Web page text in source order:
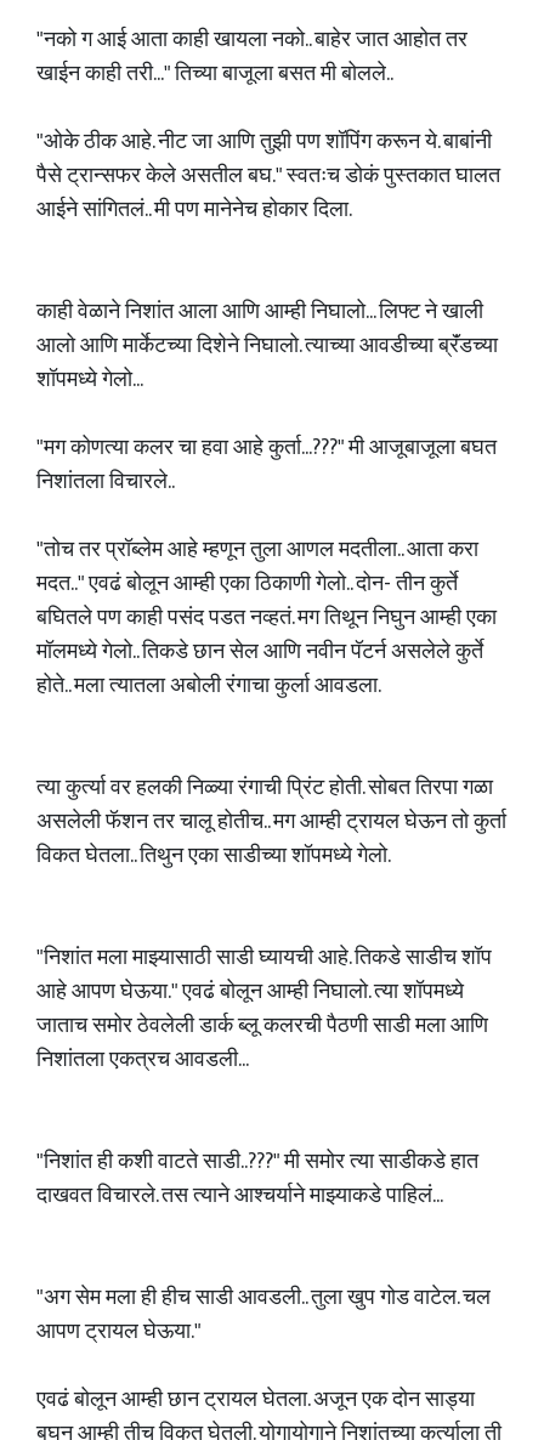
"नको ग आई आता काही खायला नको.. बाहेर जात आहोत तर
खाईन काही तरी..." तिच्या बाजूला बसत मी बोलले..
"ओके ठीक आहे. नीट जा आणि तुझी पण शॉपिंग करून ये. बाबांनी
पैसे ट्रान्सफर केले असतील बघ." स्वतःच डोकं पुस्तकात घालत
आईने सांगितलं.. मी पण मानेनेच होकार दिला.
काही वेळाने निशांत आला आणि आम्ही निघालो... लिफ्ट ने खाली
आलो आणि मार्केटच्या दिशेने निघालो. त्याच्या आवडीच्या ब्रॅंडच्या
शॉपमध्ये गेलो...
"मग कोणत्या कलर चा हवा आहे कुर्ता...???" मी आजूबाजूला बघत
निशांतला विचारले..
"तोच तर प्रॉब्लेम आहे म्हणून तुला आणल मदतीला.. आता करा
मदत.." एवढं बोलून आम्ही एका ठिकाणी गेलो.. दोन- तीन कुर्ते
बघितले पण काही पसंद पडत नव्हतं. मग तिथून निघुन आम्ही एका
मॉलमध्ये गेलो.. तिकडे छान सेल आणि नवीन पॅटर्न असलेले कुर्ते
होते.. मला त्यातला अबोली रंगाचा कुर्ला आवडला.
त्या कुर्त्या वर हलकी निळ्या रंगाची प्रिंट होती. सोबत तिरपा गळा
असलेली फॅशन तर चालू होतीच.. मग आम्ही ट्रायल घेऊन तो कुर्ता
विकत घेतला.. तिथुन एका साडीच्या शॉपमध्ये गेलो.
"निशांत मला माझ्यासाठी साडी घ्यायची आहे. तिकडे साडीच शॉप
आहे आपण घेऊया." एवढं बोलून आम्ही निघालो. त्या शॉपमध्ये
जाताच समोर ठेवलेली डार्क ब्लू कलरची पैठणी साडी मला आणि
निशांतला एकत्रच आवडली...
"निशांत ही कशी वाटते साडी..???" मी समोर त्या साडीकडे हात
दाखवत विचारले. तस त्याने आश्चर्याने माझ्याकडे पाहिलं...
"अग सेम मला ही हीच साडी आवडली.. तुला खुप गोड वाटेल. चल
आपण ट्रायल घेऊया."
एवढं बोलून आम्ही छान ट्रायल घेतला. अजून एक दोन साड्या